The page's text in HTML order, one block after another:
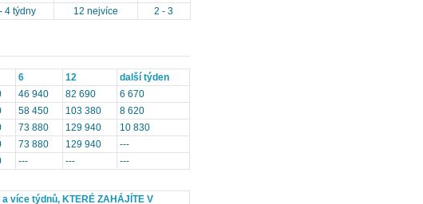
4 týdny 12 nejvíce 2 - 3
6 12
další týden
46 940 82 690
6 670
58 450 103 380
8 620
73 880 129 940
10 830
73 880 129 940
---
--- --- ---
více týdnů, KTERÉ ZAHÁJÍTE V